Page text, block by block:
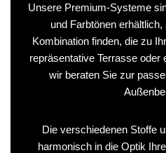
Unsere Premium-Systeme
und Farbtönen
Kombination finden, die zu
repräsentative Terrasse oder
wir beraten Sie zur
Die verschiedenen Stoffe
harmonisch in die Optik